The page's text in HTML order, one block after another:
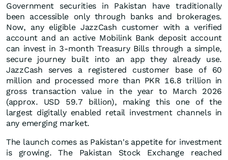
Government securities in Pakistan have traditionally
been accessible only through banks and brokerages.
Now, any eligible JazzCash customer with a verified
account and an active Mobilink Bank deposit account
can invest in 3-month Treasury Bills through a simple,
secure journey built into an app they already use.
JazzCash serves a registered customer base of 60
million and processed more than PKR 16.8 trillion in
gross transaction value in the year to March 2026
(approx. USD 59.7 billion), making this one of the
largest digitally enabled retail investment channels in
any emerging market.
The launch comes as Pakistan's appetite for investment
is growing. The Pakistan Stock Exchange reached